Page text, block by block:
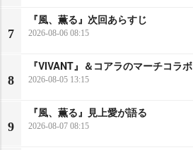
7
『風、薫る』次回あらすじ
2026-08-06 08:15
8
『VIVANT』＆コアラのマーチコラボ
2026-08-05 13:15
9
『風、薫る』見上愛が語る
2026-08-07 08:15